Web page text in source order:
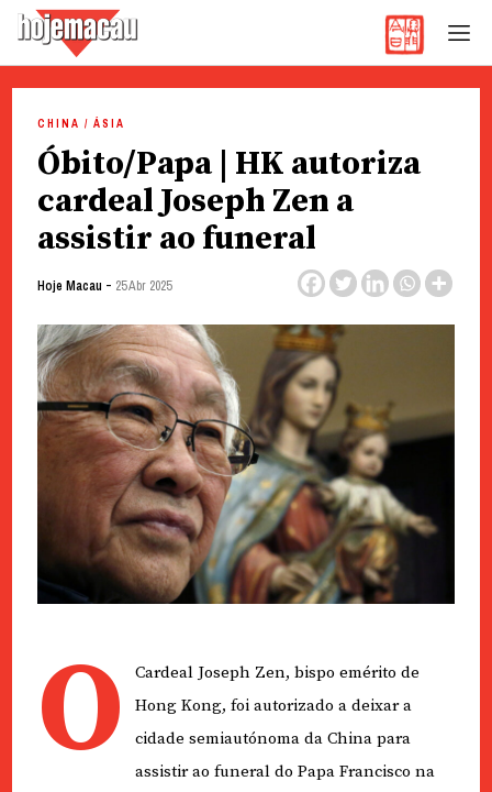
content
CHINA / ÁSIA
Óbito/Papa | HK autoriza
cardeal Joseph Zen a
assistir ao funeral
Hoje Macau - 25 Abr 2025
O
Cardeal Joseph Zen, bispo emérito de
Hong Kong, foi autorizado a deixar a
cidade semiautónoma da China para
assistir ao funeral do Papa Francisco na